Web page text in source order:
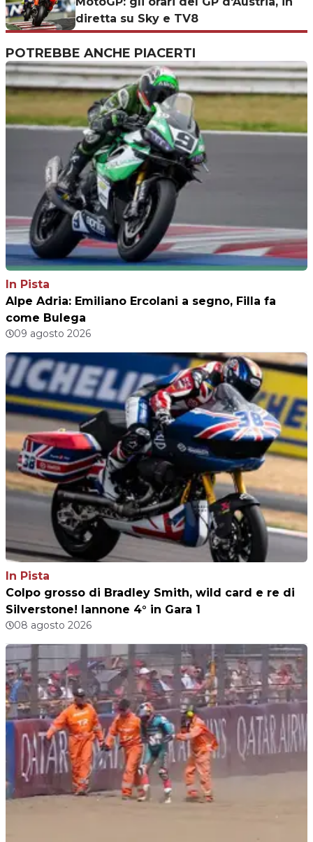
diretta su Sky e TV8
POTREBBE ANCHE PIACERTI
In Pista
Alpe Adria: Emiliano Ercolani a segno, Filla fa
come Bulega
09 agosto 2026
In Pista
Colpo grosso di Bradley Smith, wild card e re di
Silverstone! Iannone 4° in Gara 1
08 agosto 2026